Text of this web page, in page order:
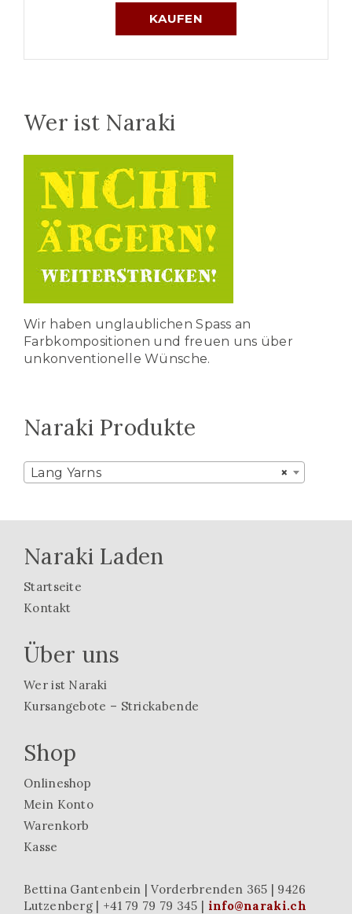
KAUFEN
Wer ist Naraki
Wir haben unglaublichen Spass an
Farbkompositionen und freuen uns über
unkonventionelle Wünsche.
Naraki Produkte
×
Lang Yarns
Naraki Laden
Startseite
Kontakt
Über uns
Wer ist Naraki
Kursangebote – Strickabende
Shop
Onlineshop
Mein Konto
Warenkorb
Kasse
Bettina Gantenbein | Vorderbrenden 365 | 9426
Lutzenberg | +41 79 79 79 345 | info@naraki.ch